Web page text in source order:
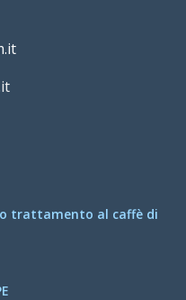
trattamento al caffè di